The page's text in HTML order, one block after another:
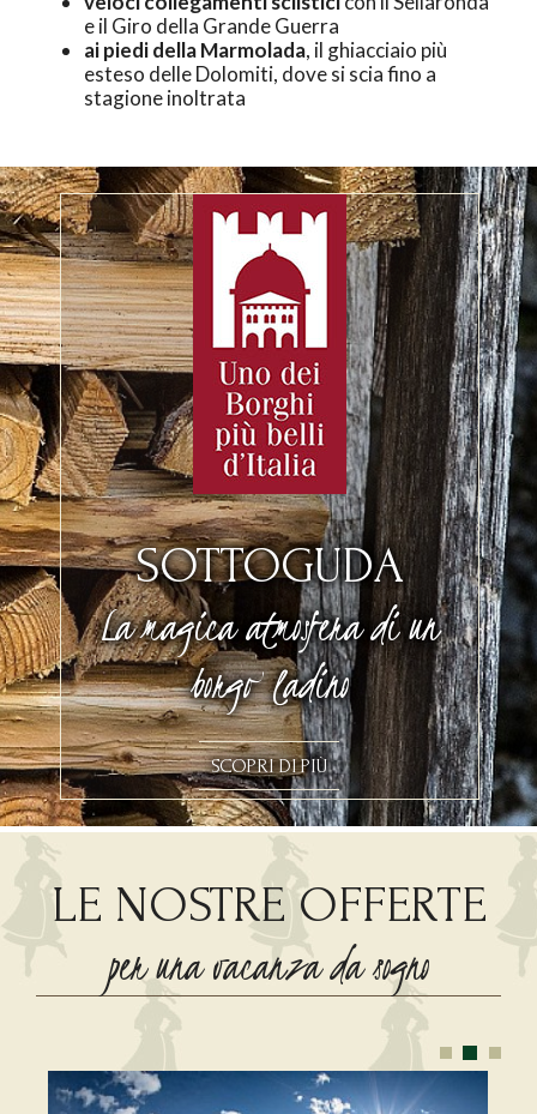
e il Giro della Grande Guerra
ai piedi della Marmolada, il ghiacciaio più
esteso delle Dolomiti, dove si scia fino a
stagione inoltrata
SOTTOGUDA
La magica atmosfera di un
borgo ladino
SCOPRI DI PIÙ
LE NOSTRE OFFERTE
per una vacanza da sogno